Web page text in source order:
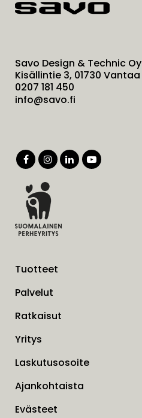
Savo Design & Technic Oy
Kisällintie 3, 01730 Vantaa
0207 181 450
info@savo.fi
Tuotteet
Palvelut
Ratkaisut
Yritys
Laskutusosoite
Ajankohtaista
Evästeet